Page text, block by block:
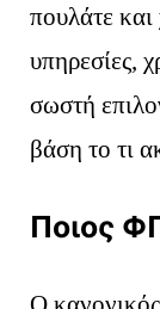
πουλάτε και
υπηρεσίες,
σωστή
βάση το τι
Ποιος